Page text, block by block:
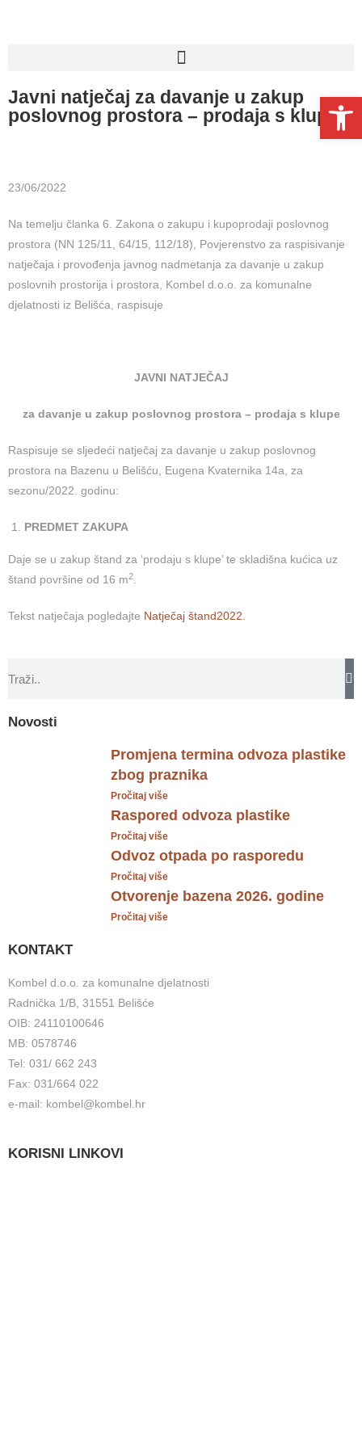
Javni natječaj za davanje u zakup
poslovnog prostora – prodaja s klupe
23/06/2022
Na temelju članka 6. Zakona o zakupu i kupoprodaji poslovnog
prostora (NN 125/11, 64/15, 112/18), Povjerenstvo za raspisivanje
natječaja i provođenja javnog nadmetanja za davanje u zakup
poslovnih prostorija i prostora, Kombel d.o.o. za komunalne
djelatnosti iz Belišća, raspisuje
JAVNI NATJEČAJ
za davanje u zakup poslovnog prostora – prodaja s klupe
Raspisuje se sljedeći natječaj za davanje u zakup poslovnog
prostora na Bazenu u Belišću, Eugena Kvaternika 14a, za
sezonu/2022. godinu:
PREDMET ZAKUPA
Daje se u zakup štand za ‘prodaju s klupe’ te skladišna kućica uz
štand površine od 16 m2
Tekst natječaja pogledajte Natječaj štand2022
Novosti
Promjena termina odvoza plastike
zbog praznika
Pročitaj više
Raspored odvoza plastike
Pročitaj više
Odvoz otpada po rasporedu
Pročitaj više
Otvorenje bazena 2026. godine
Pročitaj više
KONTAKT
Kombel d.o.o. za komunalne djelatnosti
Radnička 1/B, 31551 Belišće
OIB: 24110100646
MB: 0578746
Tel: 031/ 662 243
Fax: 031/664 022
e-mail: kombel@kombel.hr
KORISNI LINKOVI
Open toolbar